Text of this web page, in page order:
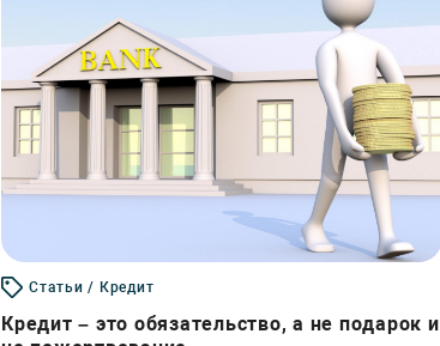
Статьи / Кредит
Кредит – это обязательство, а не подарок и